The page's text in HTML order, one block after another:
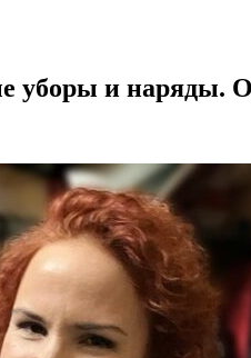
уборы и наряды.